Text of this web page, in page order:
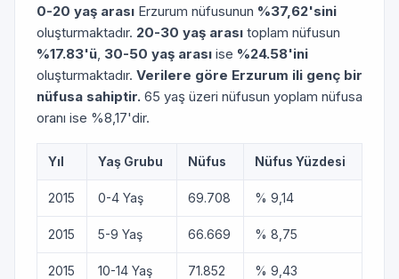
0-20 yaş arası Erzurum nüfusunun %37,62'sini
oluşturmaktadır. 20-30 yaş arası toplam nüfusun
%17.83'ü, 30-50 yaş arası ise %24.58'ini
oluşturmaktadır. Verilere göre Erzurum ili genç bir
nüfusa sahiptir. 65 yaş üzeri nüfusun yoplam nüfusa
oranı ise %8,17'dir.
Yıl Yaş Grubu Nüfus Nüfus Yüzdesi
2015 0-4 Yaş 69.708 % 9,14
2015 5-9 Yaş 66.669 % 8,75
2015 10-14 Yaş 71.852 % 9,43